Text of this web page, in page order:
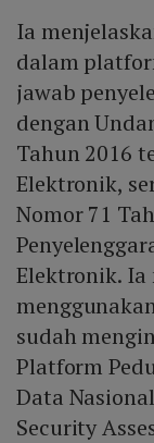
Ia
dalam
jawab
dengan
Tahun 2016
Elektronik,
Nomor 71
Elektronik.
sudah
Platform
Data
Security